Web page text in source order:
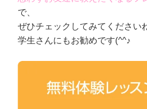
で、
ぜひチェックしてみてください
学生さんにもお勧めです(^^♪